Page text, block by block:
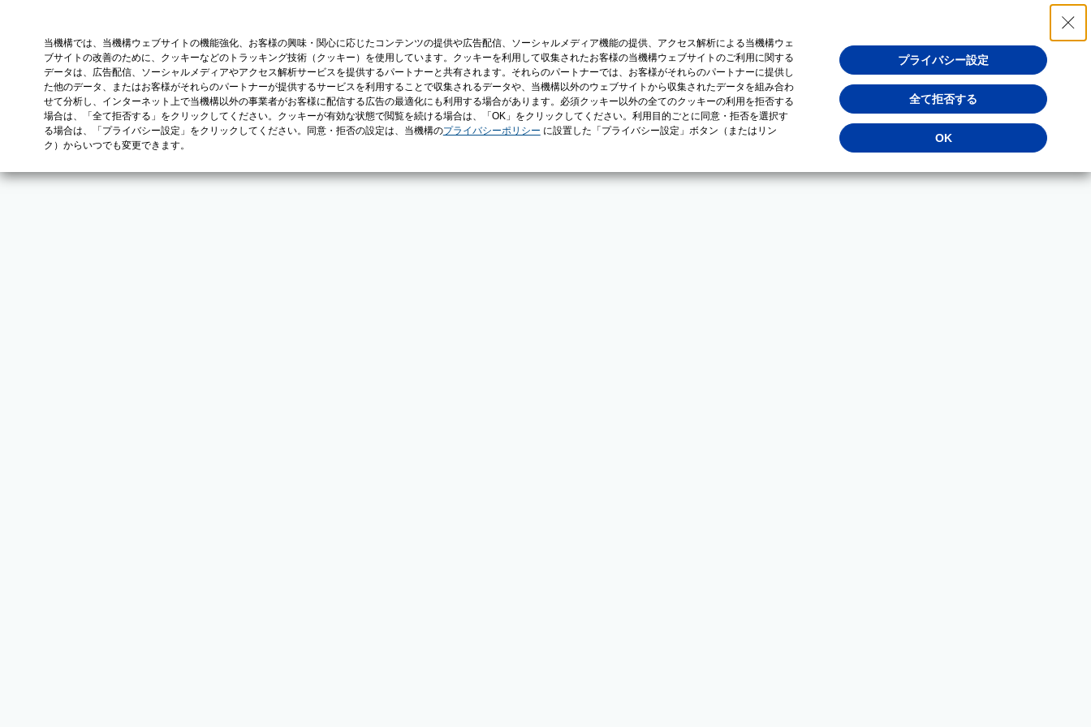
当機構では、当機構ウェブサイトの機能強化、お客様の興味・関心に応じたコンテンツの提供や広告配信、ソーシャルメディア機能の提供、アクセス解析による当機構ウェ
ブサイトの改善のために、クッキーなどのトラッキング技術（クッキー）を使用しています。クッキーを利用して収集されたお客様の当機構ウェブサイトのご利用に関する
データは、広告配信、ソーシャルメディアやアクセス解析サービスを提供するパートナーと共有されます。それらのパートナーでは、お客様がそれらのパートナーに提供し
た他のデータ、またはお客様がそれらのパートナーが提供するサービスを利用することで収集されるデータや、当機構以外のウェブサイトから収集されたデータを組み合わ
せて分析し、インターネット上で当機構以外の事業者がお客様に配信する広告の最適化にも利用する場合があります。必須クッキー以外の全てのクッキーの利用を拒否する
場合は、「全て拒否する」をクリックしてください。クッキーが有効な状態で閲覧を続ける場合は、「OK」をクリックしてください。利用目的ごとに同意・拒否を選択す
る場合は、「プライバシー設定」をクリックしてください。同意・拒否の設定は、当機構のプライバシーポリシー に設置した「プライバシー設定」ボタン（またはリン
ク）からいつでも変更できます。
プライバシー設定
全て拒否する
OK